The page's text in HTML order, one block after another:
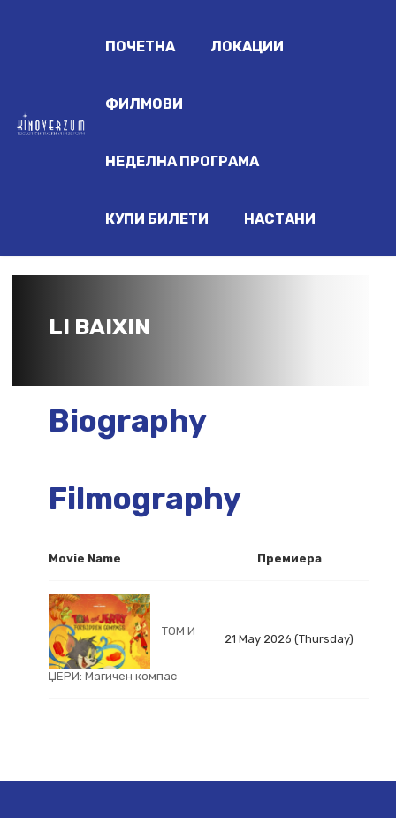
ПОЧЕТНА ЛОКАЦИИ
ФИЛМОВИ
НЕДЕЛНА ПРОГРАМА
КУПИ БИЛЕТИ НАСТАНИ
LI BAIXIN
Biography
Filmography
Movie Name Премиера
ТОМ И
ЏЕРИ: Магичен компас
21 May 2026 (Thursday)